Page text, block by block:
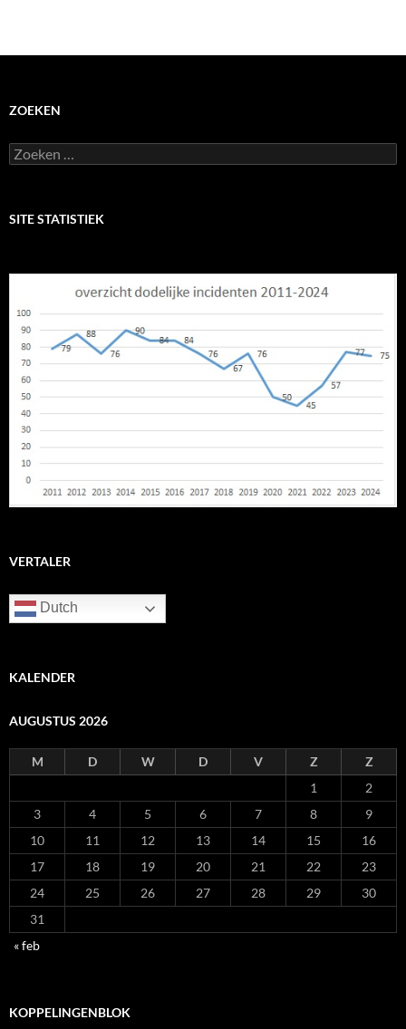
ZOEKEN
Zoeken
naar:
SITE STATISTIEK
VERTALER
Dutch
KALENDER
AUGUSTUS 2026
M D W D V Z
Z
1
2
3
4 5 6 7 8
9
10
11 12 13 14 15
16
17
18 19 20 21 22
23
24
25 26 27 28 29
30
31
« feb
KOPPELINGENBLOK